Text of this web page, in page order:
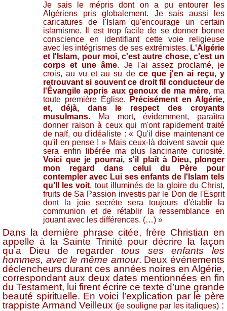
Je sais le mépris dont on a pu entourer les
Algériens pris globalement. Je sais aussi les
caricatures de l'Islam qu'encourage un certain
islamisme. Il est trop facile de se donner bonne
conscience en identifiant cette voie religieuse
avec les intégrismes de ses extrémistes. L'Algérie
et l'Islam, pour moi, c'est autre chose, c'est un
corps et une âme. Je l'ai assez proclamé, je
crois, au vu et au su de ce que j'en ai reçu, y
retrouvant si souvent ce droit fil conducteur de
l'Évangile appris aux genoux de ma mère, ma
toute première Église.
Précisément en Algérie,
et, déjà, dans le respect des croyants
musulmans. Ma mort, évidemment, paraîtra
donner raison à ceux qui m'ont rapidement traité
de naïf, ou d'idéaliste : « Qu'il dise maintenant ce
qu'il en pense ! » Mais ceux-là doivent savoir que
sera enfin libérée ma plus lancinante curiosité.
Voici que je pourrai, s'il plaît à Dieu, plonger
mon regard dans celui du Père pour
contempler avec Lui ses enfants de l'Islam tels
qu'Il les voit, tout illuminés de la gloire du Christ,
fruits de Sa Passion investis par le Don de l'Esprit
dont la joie secrète sera toujours d'établir la
communion et de rétablir la ressemblance en
jouant avec les différences. (…) »
Dans la dernière phrase citée, frère Christian en
appelle à la Sainte Trinité pour décrire la façon
qu’a Dieu de regardertous ses enfants les
hommes, avec le même amour. Deux événements
déclencheurs durant ces années noires en Algérie,
correspondant aux deux dates mentionnées en fin
du Testament, lui firent écrire ce texte d’une grande
beauté spirituelle. En voici l’explication par le père
trappiste Armand Veilleux (je souligne par les italiques) :